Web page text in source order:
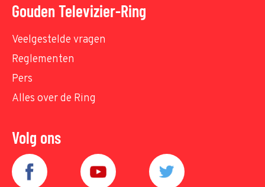
Gouden Televizier-Ring
Veelgestelde vragen
Reglementen
Pers
Alles over de Ring
Volg ons